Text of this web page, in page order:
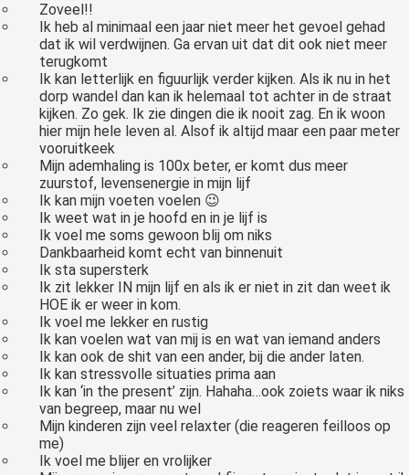
Zoveel!!
Ik heb al minimaal een jaar niet meer het gevoel gehad
dat ik wil verdwijnen. Ga ervan uit dat dit ook niet meer
terugkomt
Ik kan letterlijk en figuurlijk verder kijken. Als ik nu in het
dorp wandel dan kan ik helemaal tot achter in de straat
kijken. Zo gek. Ik zie dingen die ik nooit zag. En ik woon
hier mijn hele leven al. Alsof ik altijd maar een paar meter
vooruitkeek
Mijn ademhaling is 100x beter, er komt dus meer
zuurstof, levensenergie in mijn lijf
Ik kan mijn voeten voelen 😉
Ik weet wat in je hoofd en in je lijf is
Ik voel me soms gewoon blij om niks
Dankbaarheid komt echt van binnenuit
Ik sta supersterk
Ik zit lekker IN mijn lijf en als ik er niet in zit dan weet ik
HOE ik er weer in kom.
Ik voel me lekker en rustig
Ik kan voelen wat van mij is en wat van iemand anders
Ik kan ook de shit van een ander, bij die ander laten.
Ik kan stressvolle situaties prima aan
Ik kan ‘in the present’ zijn. Hahaha…ook zoiets waar ik niks
van begreep, maar nu wel
Mijn kinderen zijn veel relaxter (die reageren feilloos op
me)
Ik voel me blijer en vrolijker